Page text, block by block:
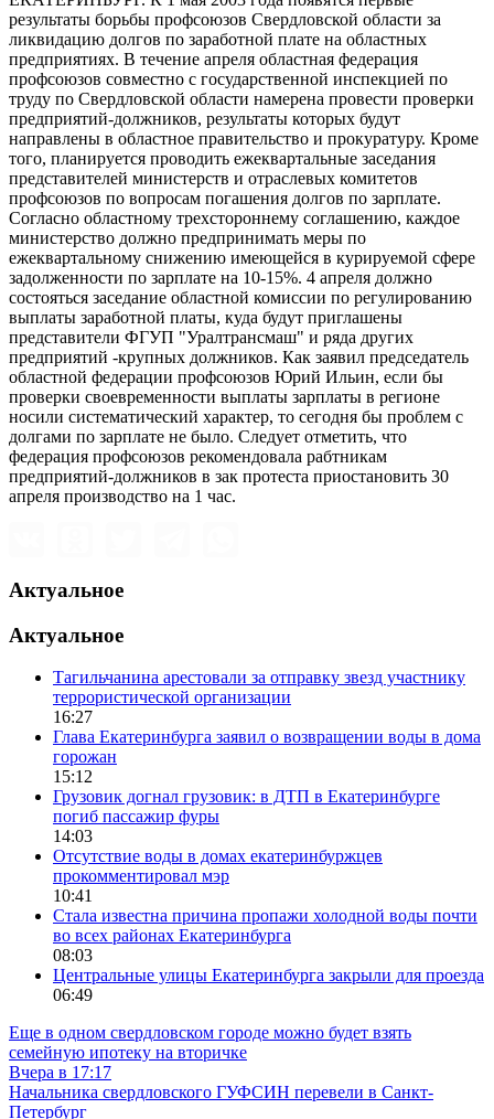
результаты борьбы профсоюзов Свердловской области за
ликвидацию долгов по заработной плате на областных
предприятиях. В течение апреля областная федерация
профсоюзов совместно с государственной инспекцией по
труду по Свердловской области намерена провести проверки
предприятий-должников, результаты которых будут
направлены в областное правительство и прокуратуру. Кроме
того, планируется проводить ежеквартальные заседания
представителей министерств и отраслевых комитетов
профсоюзов по вопросам погашения долгов по зарплате.
Согласно областному трехстороннему соглашению, каждое
министерство должно предпринимать меры по
ежеквартальному снижению имеющейся в курируемой сфере
задолженности по зарплате на 10-15%. 4 апреля должно
состояться заседание областной комиссии по регулированию
выплаты заработной платы, куда будут приглашены
представители ФГУП "Уралтрансмаш" и ряда других
предприятий -крупных должников. Как заявил председатель
областной федерации профсоюзов Юрий Ильин, если бы
проверки своевременности выплаты зарплаты в регионе
носили систематический характер, то сегодня бы проблем с
долгами по зарплате не было. Следует отметить, что
федерация профсоюзов рекомендовала рабтникам
предприятий-должников в зак протеста приостановить 30
апреля производство на 1 час.
Актуальное
Актуальное
Тагильчанина арестовали за отправку звезд участнику
террористической организации
16:27
Глава Екатеринбурга заявил о возвращении воды в дома
горожан
15:12
Грузовик догнал грузовик: в ДТП в Екатеринбурге
погиб пассажир фуры
14:03
Отсутствие воды в домах екатеринбуржцев
прокомментировал мэр
10:41
Стала известна причина пропажи холодной воды почти
во всех районах Екатеринбурга
08:03
Центральные улицы Екатеринбурга закрыли для проезда
06:49
Еще в одном свердловском городе можно будет взять
семейную ипотеку на вторичке
Вчера в 17:17
Начальника свердловского ГУФСИН перевели в Санкт-
Петербург